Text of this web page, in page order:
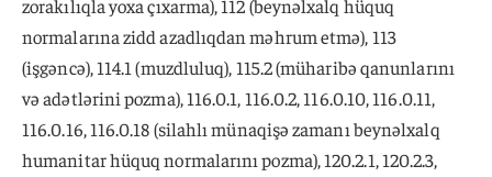
zorakılıqla yoxa çıxarma), 112 (beynəlxalq hüquq
normalarına zidd azadlıqdan məhrum etmə), 113
(işgəncə), 114.1 (muzdluluq), 115.2 (müharibə qanunlarını
və adətlərini pozma), 116.0.1, 116.0.2, 116.0.10, 116.0.11,
116.0.16, 116.0.18 (silahlı münaqişə zamanı beynəlxalq
humanitar hüquq normalarını pozma), 120.2.1, 120.2.3,